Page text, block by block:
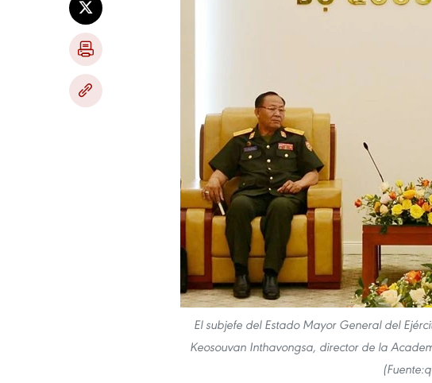
El subjefe del Estado Mayor General del
Keosouvan Inthavongsa, director de la